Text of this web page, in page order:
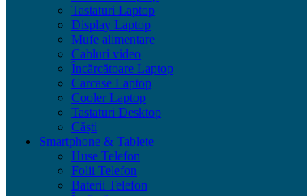
Tastaturi Laptop
Display Laptop
Mufe alimentare
Cabluri video
Încărcătoare Laptop
Carcase Laptop
Cooler Laptop
Tastaturi Desktop
Căști
Smartphone & Tablete
Huse Telefon
Folii Telefon
Baterii Telefon